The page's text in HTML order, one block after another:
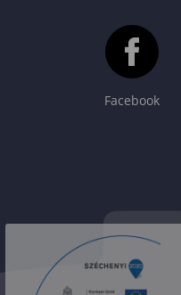
Facebook